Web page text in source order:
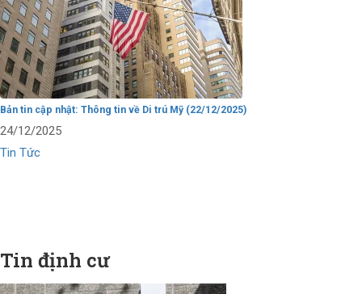
Bản tin cập nhật: Thông tin về Di trú Mỹ (22/12/2025)
24/12/2025
Tin Tức
Tin định cư